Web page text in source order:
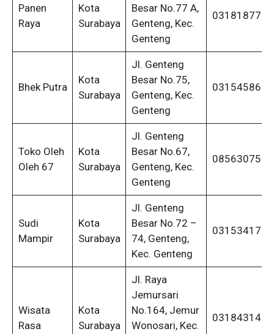
Panen
Raya
Kota
Surabaya
Besar No.77 A,
Genteng, Kec.
Genteng
Bhek Putra
Kota
Surabaya
Jl. Genteng
Besar No.75,
Genteng, Kec.
Genteng
0315458658
Toko Oleh
Oleh 67
Kota
Surabaya
Jl. Genteng
Besar No.67,
Genteng, Kec.
Genteng
Sudi
Mampir
Kota
Surabaya
Jl. Genteng
Besar No.72 –
74, Genteng,
Kec. Genteng
0315341714
Wisata
Rasa
Kota
Surabaya
Jl. Raya
Jemursari
No.164, Jemur
Wonosari, Kec.
0318431459